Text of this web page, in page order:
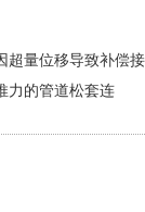
量位移导致补偿
力的管道松套连